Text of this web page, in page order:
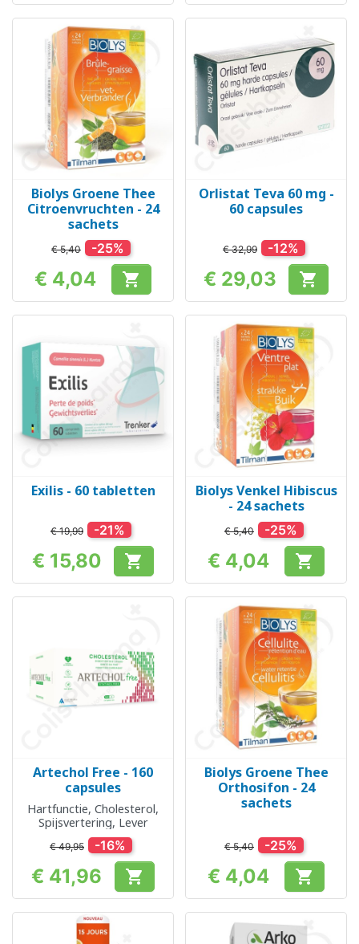
Biolys Groene Thee
Citroenvruchten - 24
sachets
€ 5,40 -25%
Prijs
€ 4,04 
Orlistat Teva 60 mg -
60 capsules
€ 32,99 -12%
Prijs
€ 29,03 
Exilis - 60 tabletten
€ 19,99 -21%
Prijs
€ 15,80 
Biolys Venkel Hibiscus
- 24 sachets
€ 5,40 -25%
Prijs
€ 4,04 
Artechol Free - 160
capsules
Hartfunctie, Cholesterol,
Spijsvertering, Lever
€ 49,95 -16%
Prijs
€ 41,96 
Biolys Groene Thee
Orthosifon - 24
sachets
€ 5,40 -25%
Prijs
€ 4,04 